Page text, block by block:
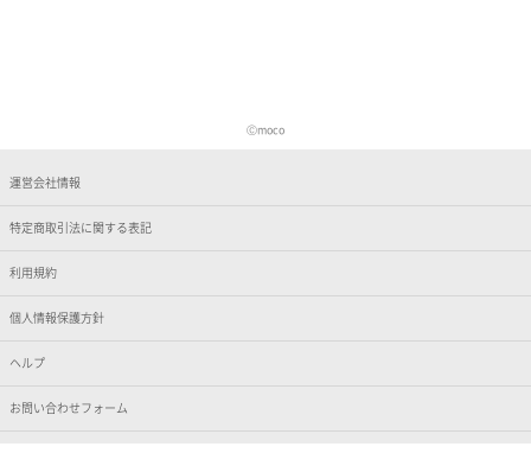
Ⓒmoco
運営会社情報
特定商取引法に関する表記
利用規約
個人情報保護方針
ヘルプ
お問い合わせフォーム